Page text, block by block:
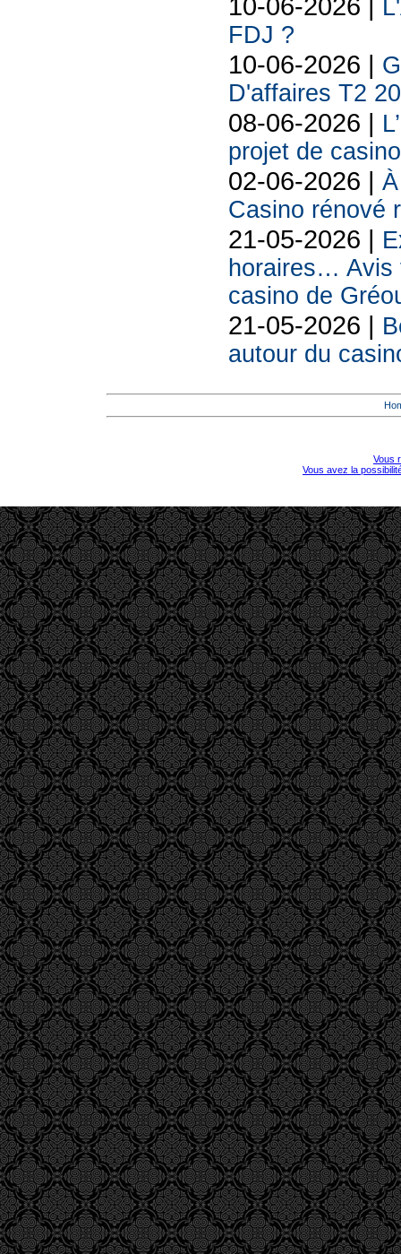
10-06-2026 |
FDJ ?
10-06-2026 |
D'affaires T2
08-06-2026 |
projet de
02-06-2026 |
Casino rénové
21-05-2026 |
horaires… Avis
casino de
21-05-2026 |
autour du
Vous
Vous avez la